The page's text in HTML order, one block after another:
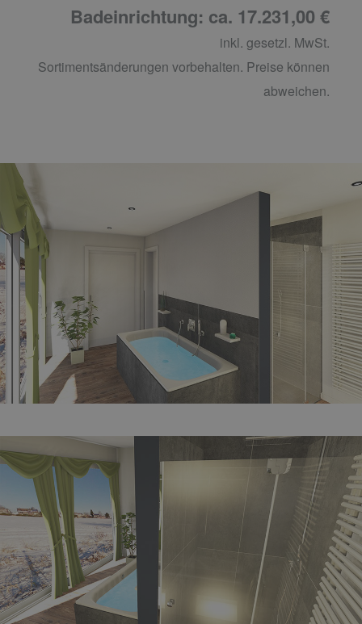
Badeinrichtung: ca. 17.231,00 €
inkl. gesetzl. MwSt.
Sortimentsänderungen vorbehalten. Preise können
abweichen.